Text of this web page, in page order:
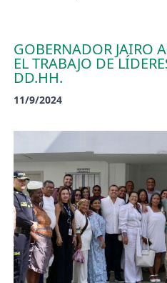
GOBERNADOR JAIRO
EL TRABAJO DE
DD.HH.
11/9/2024